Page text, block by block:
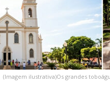
(Imagem ilustrativa)Os grandes